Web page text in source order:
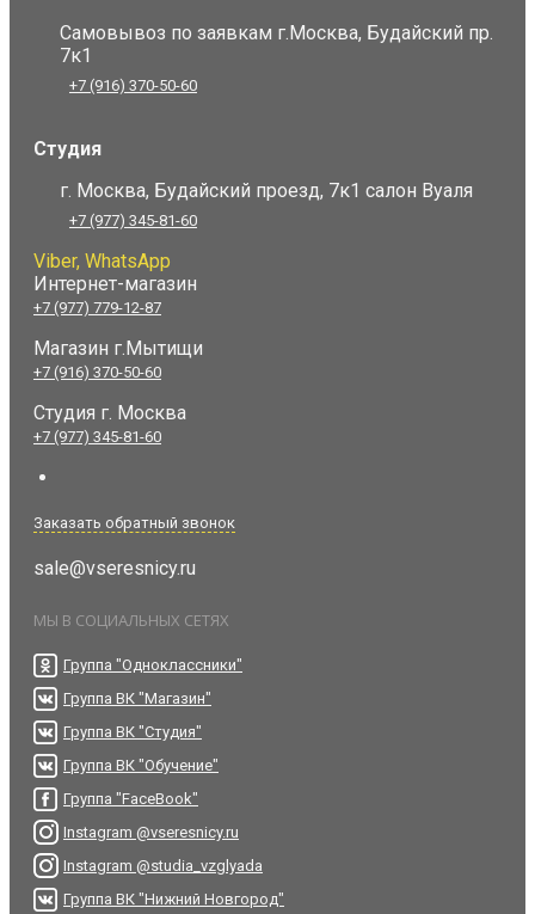
Самовывоз по заявкам г.Москва, Будайский пр.
7к1
+7 (916) 370-50-60
Студия
г. Москва, Будайский проезд, 7к1 салон Вуаля
+7 (977) 345-81-60
Viber, WhatsApp
Интернет-магазин
+7 (977) 779-12-87
Магазин г.Мытищи
+7 (916) 370-50-60
Студия г. Москва
+7 (977) 345-81-60
Заказать обратный звонок
sale@vseresnicy.ru
МЫ В СОЦИАЛЬНЫХ СЕТЯХ
Группа "Одноклассники"
Группа ВК "Магазин"
Группа ВК "Студия"
Группа ВК "Обучение"
Группа "FaceBook"
Instagram @vseresnicy.ru
Instagram @studia_vzglyada
Группа ВК "Нижний Новгород"